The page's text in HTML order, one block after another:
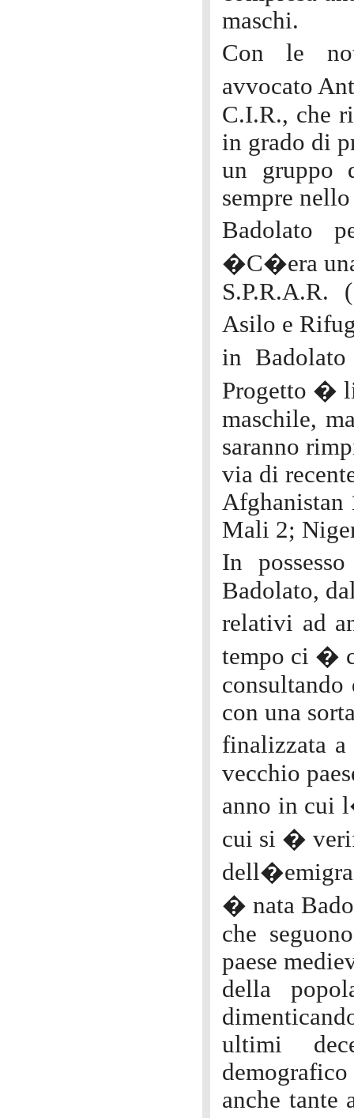
maschi.
Con le
avvocato
C.I.R., che
in grado di
un gruppo
sempre
Badolato
�C�era
S.P.R.A.R.
Asilo e
in
Progetto �
maschile,
saranno
via di
Afghanistan
Mali 2;
In
Badolato,
relativi ad
tempo ci �
con una
finalizzata
vecchio
anno in cui
cui si �
� nata
che
paese
della
ultimi
anche tante